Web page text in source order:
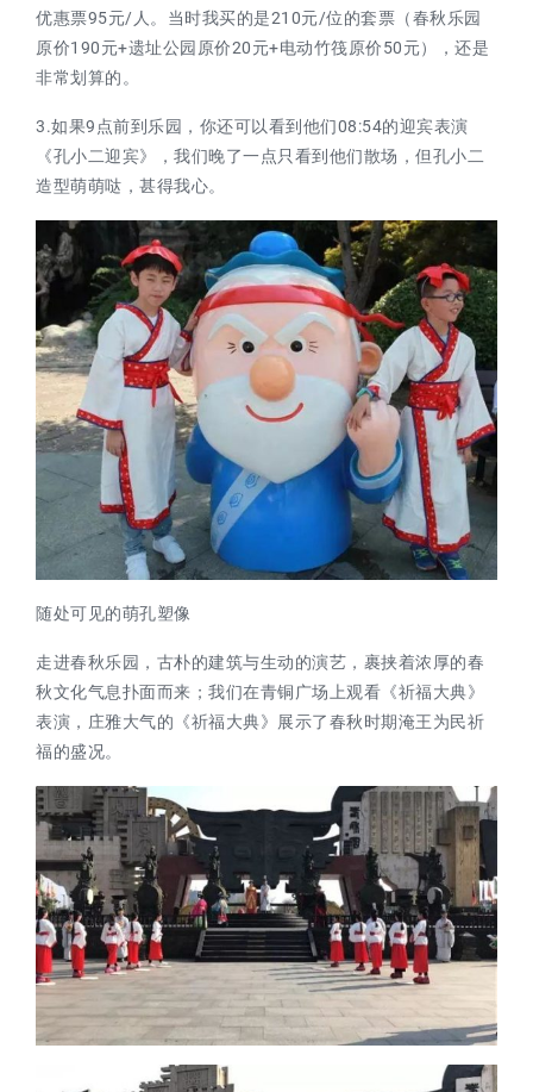
优惠票95元/人。当时我买的是210元/位的套票（春秋乐园
原价190元+遗址公园原价20元+电动竹筏原价50元），还是
非常划算的。
3.如果9点前到乐园，你还可以看到他们08:54的迎宾表演
《孔小二迎宾》，我们晚了一点只看到他们散场，但孔小二
造型萌萌哒，甚得我心。
随处可见的萌孔塑像
走进春秋乐园，古朴的建筑与生动的演艺，裹挟着浓厚的春
秋文化气息扑面而来；我们在青铜广场上观看《祈福大典》
表演，庄雅大气的《祈福大典》展示了春秋时期淹王为民祈
福的盛况。